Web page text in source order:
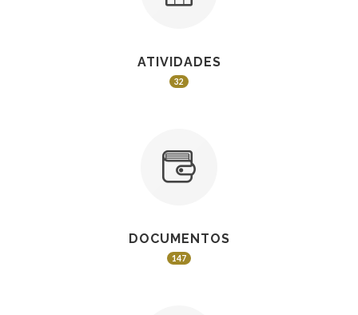
ATIVIDADES
32
DOCUMENTOS
147